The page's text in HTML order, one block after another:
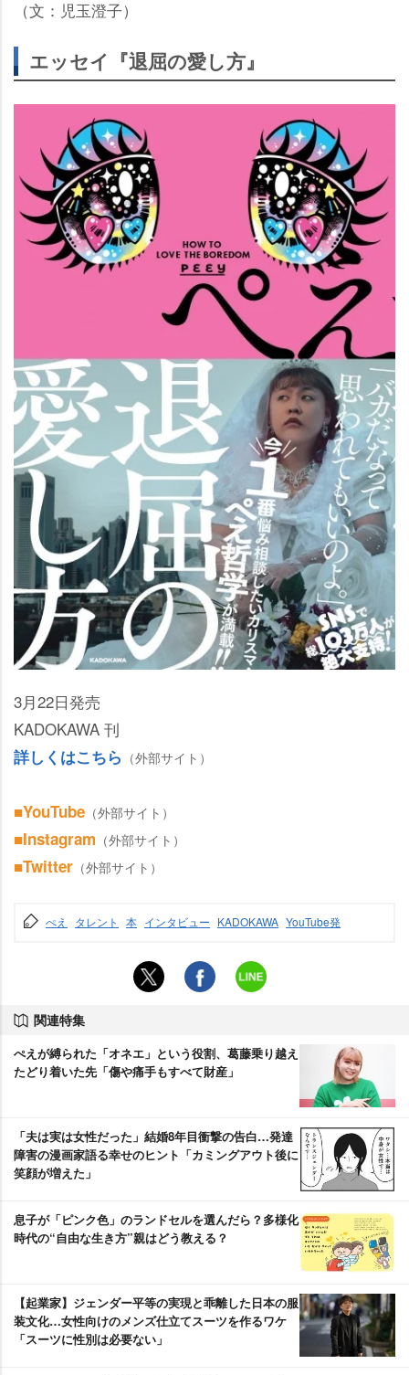
（文：児玉澄子）
エッセイ『退屈の愛し方』
3月22日発売
KADOKAWA 刊
詳しくはこちら （外部サイト）
■YouTube （外部サイト）
■Instagram （外部サイト）
■Twitter （外部サイト）
ぺえ タレント 本 インタビュー KADOKAWA YouTube発
関連特集
ぺえが縛られた「オネエ」という役割、葛藤乗り越え
たどり着いた先「傷や痛手もすべて財産」
「夫は実は女性だった」結婚8年目衝撃の告白…発達
障害の漫画家語る幸せのヒント「カミングアウト後に
笑顔が増えた」
息子が「ピンク色」のランドセルを選んだら？多様化
時代の“自由な生き方”親はどう教える？
【起業家】ジェンダー平等の実現と乖離した日本の服
装文化…女性向けのメンズ仕立てスーツを作るワケ
「スーツに性別は必要ない」